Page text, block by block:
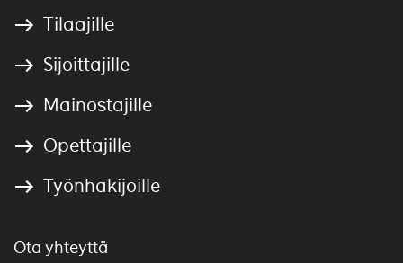
Tilaajille
Sijoittajille
Mainostajille
Opettajille
Työnhakijoille
Ota yhteyttä